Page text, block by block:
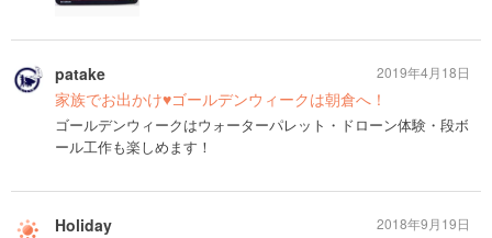
patake
家族でお出かけ♥ゴールデンウィークは朝倉へ！
ゴールデンウィークはウォーターパレット・ドローン体験・段ボ
ール工作も楽しめます！
2019年4月18日
Holiday 2018年9月19日